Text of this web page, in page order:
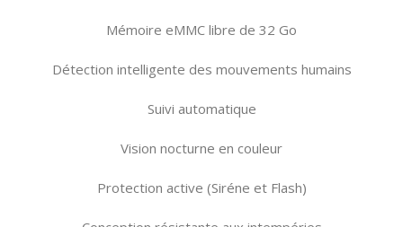
Mémoire eMMC libre de 32 Go
Détection intelligente des mouvements humains
Suivi automatique
Vision nocturne en couleur
Protection active (Siréne et Flash)